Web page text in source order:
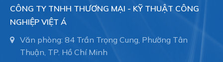
CÔNG TY TNHH THƯƠNG MẠI - KỸ THUẬT CÔNG
NGHIỆP VIỆT Á
Văn phòng: 84 Trần Trọng Cung, Phường Tân
Thuận, TP. Hồ Chí Minh